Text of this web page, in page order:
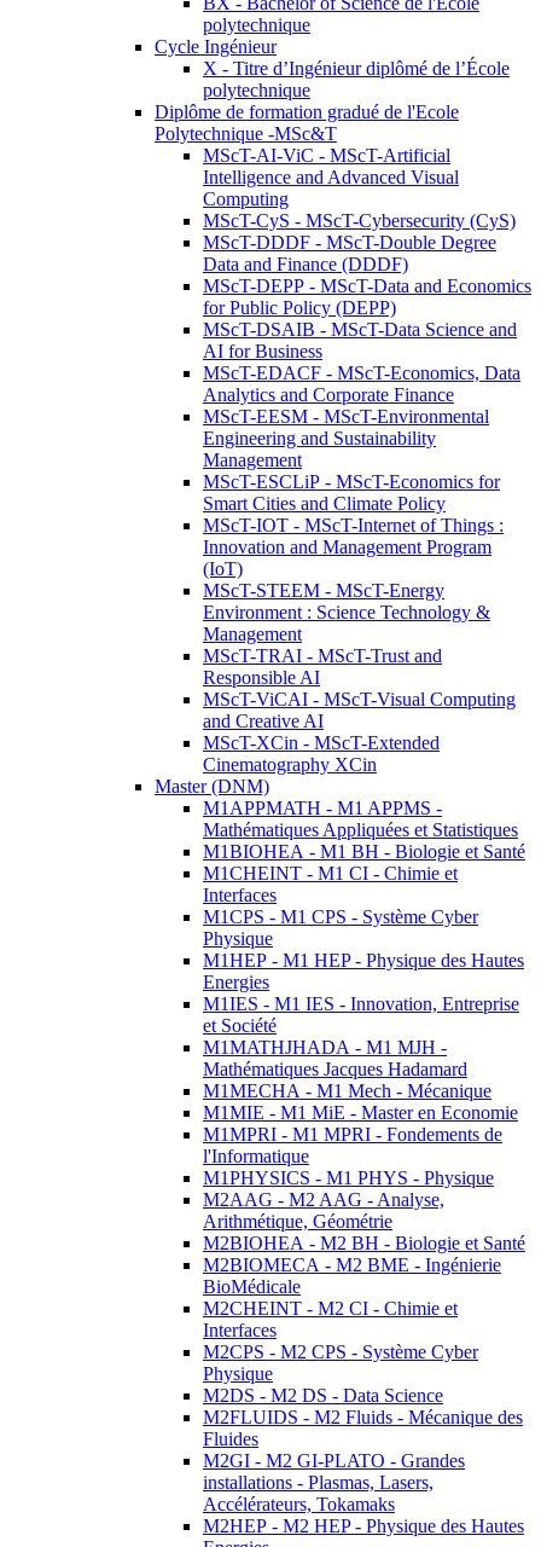
polytechnique
Cycle Ingénieur
X - Titre d’Ingénieur diplômé de l’École
polytechnique
Diplôme de formation gradué de l'Ecole
Polytechnique -MSc&T
MScT-AI-ViC - MScT-Artificial
Intelligence and Advanced Visual
Computing
MScT-CyS - MScT-Cybersecurity (CyS)
MScT-DDDF - MScT-Double Degree
Data and Finance (DDDF)
MScT-DEPP - MScT-Data and Economics
for Public Policy (DEPP)
MScT-DSAIB - MScT-Data Science and
AI for Business
MScT-EDACF - MScT-Economics, Data
Analytics and Corporate Finance
MScT-EESM - MScT-Environmental
Engineering and Sustainability
Management
MScT-ESCLiP - MScT-Economics for
Smart Cities and Climate Policy
MScT-IOT - MScT-Internet of Things :
Innovation and Management Program
(IoT)
MScT-STEEM - MScT-Energy
Environment : Science Technology &
Management
MScT-TRAI - MScT-Trust and
Responsible AI
MScT-ViCAI - MScT-Visual Computing
and Creative AI
MScT-XCin - MScT-Extended
Cinematography XCin
Master (DNM)
M1APPMATH - M1 APPMS -
Mathématiques Appliquées et Statistiques
M1BIOHEA - M1 BH - Biologie et Santé
M1CHEINT - M1 CI - Chimie et
Interfaces
M1CPS - M1 CPS - Système Cyber
Physique
M1HEP - M1 HEP - Physique des Hautes
Energies
M1IES - M1 IES - Innovation, Entreprise
et Société
M1MATHJHADA - M1 MJH -
Mathématiques Jacques Hadamard
M1MECHA - M1 Mech - Mécanique
M1MIE - M1 MiE - Master en Economie
M1MPRI - M1 MPRI - Fondements de
l'Informatique
M1PHYSICS - M1 PHYS - Physique
M2AAG - M2 AAG - Analyse,
Arithmétique, Géométrie
M2BIOHEA - M2 BH - Biologie et Santé
M2BIOMECA - M2 BME - Ingénierie
BioMédicale
M2CHEINT - M2 CI - Chimie et
Interfaces
M2CPS - M2 CPS - Système Cyber
Physique
M2DS - M2 DS - Data Science
M2FLUIDS - M2 Fluids - Mécanique des
Fluides
M2GI - M2 GI-PLATO - Grandes
installations - Plasmas, Lasers,
Accélérateurs, Tokamaks
M2HEP - M2 HEP - Physique des Hautes